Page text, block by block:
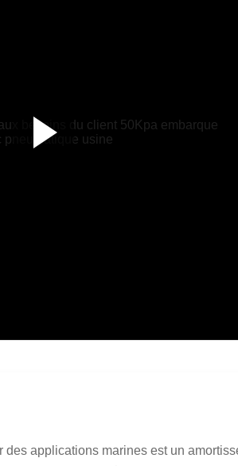
applications marines est un